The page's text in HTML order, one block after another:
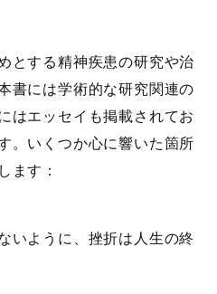
とする精神疾患の研究や治
書には学術的な研究関連の
はエッセイも掲載されてお
。いくつか心に響いた箇所
ます：
いように、挫折は人生の終